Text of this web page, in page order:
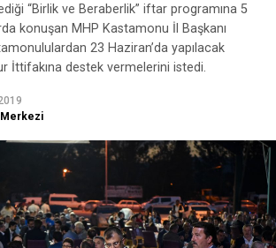
“Birlik ve Beraberlik” iftar programına 5
konuşan MHP Kastamonu İl Başkanı
23 Haziran’da yapılacak
İttifakına destek vermelerini istedi.